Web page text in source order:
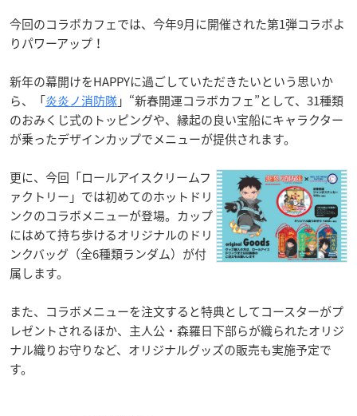
今回のコラボカフェでは、今年9月に開催された第1弾コラボよ
りパワーアップ！
新年の幕開けをHAPPYに過ごしていただきたいという思いか
ら、「炎炎ノ消防隊」“新春開運コラボカフェ”として、31種類
のおみくじ式のトッピングや、縁起の良い宝船にキャラクター
が乗ったデザインカップでメニューが提供されます。
更に、今回「ロールアイスクリームフ
ァクトリー」では初めてのホットドリ
ンクのコラボメニューが登場。カップ
にはめて持ち歩けるオリジナルのドリ
ンクバッグ（全6種類ランダム）が付
属します。
また、コラボメニューを注文すると特典としてコースターがプ
レゼントされるほか、主人公・森羅日下部らが織られたオリジ
ナル織りお守りなど、オリジナルグッズの販売も実施予定で
す。